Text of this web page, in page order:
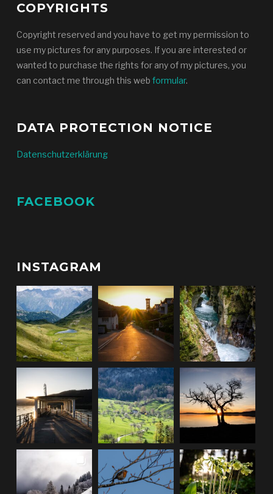
COPYRIGHTS
Copyright reserved and you have to get my permission to
use my pictures for any purposes. If you are interested or
wanted to purchase the rights for any of my pictures, you
can contact me through this web formular.
DATA PROTECTION NOTICE
Datenschutzerklärung
FACEBOOK
INSTAGRAM